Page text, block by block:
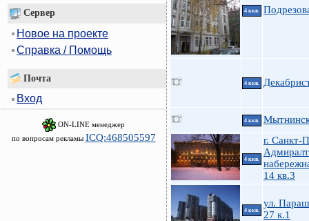
Сервер
Новое на проекте
Справка / Помощь
Почта
Вход
ON-LINE менеджер
по вопросам рекламы ICQ:468505597
4 ккв.
4 ккв.
4 ккв.
4 ккв.
г. Санкт-
14 кв.3
4 ккв.
ул.
27 к.1